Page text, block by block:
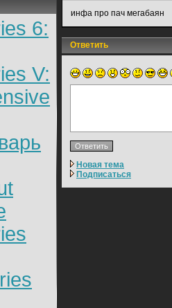
6:
V:
инфа про пач мегабаян
Ответить
Новая тема
Подписаться